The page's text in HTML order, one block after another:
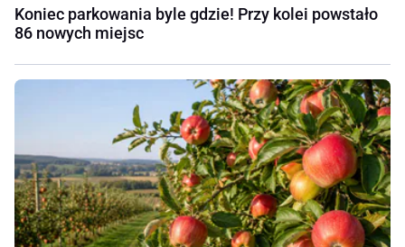
Koniec parkowania byle gdzie! Przy kolei powstało
86 nowych miejsc